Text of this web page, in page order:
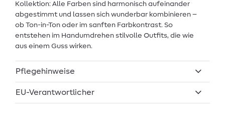
Kollektion: Alle Farben sind harmonisch aufeinander
abgestimmt und lassen sich wunderbar kombinieren –
ob Ton-in-Ton oder im sanften Farbkontrast. So
entstehen im Handumdrehen stilvolle Outfits, die wie
aus einem Guss wirken.
Pflegehinweise
EU-Verantwortlicher